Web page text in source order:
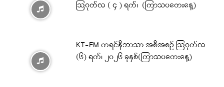
ဩဂုတ်လ ( ၄ ) ရက်၊ (ကြာသပတေးနေ့)
KT-FM ကရင်နီဘာသာ အစီအစဉ် ဩဂုတ်လ
(၆) ရက်၊ ၂၀၂၆ ခုနှစ်(ကြာသပတေးနေ့)